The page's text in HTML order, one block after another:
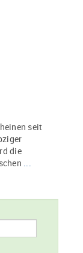
seit
die
...